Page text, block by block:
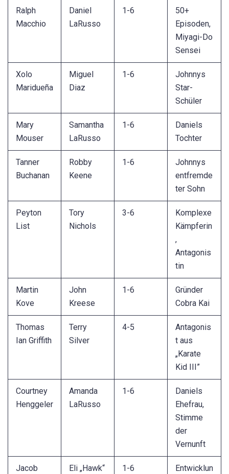
Ralph
Macchio
Daniel
LaRusso
1-6
50+
Episoden,
Miyagi-Do
Sensei
Xolo
Maridueña
Miguel
Diaz
1-6
Johnnys
Star-
Schüler
Mary
Mouser
Samantha
LaRusso
1-6
Daniels
Tochter
Tanner
Buchanan
Robby
Keene
1-6
Johnnys
entfremde
ter Sohn
Peyton
List
Tory
Nichols
3-6
Komplexe
Kämpferin
,
Antagonis
tin
Martin
Kove
John
Kreese
1-6
Gründer
Cobra Kai
Thomas
Ian Griffith
Terry
Silver
4-5
Antagonis
t aus
„Karate
Kid III”
Courtney
Henggeler
Amanda
LaRusso
1-6
Daniels
Ehefrau,
Stimme
der
Vernunft
Jacob
Eli „Hawk“
1-6
Entwicklun